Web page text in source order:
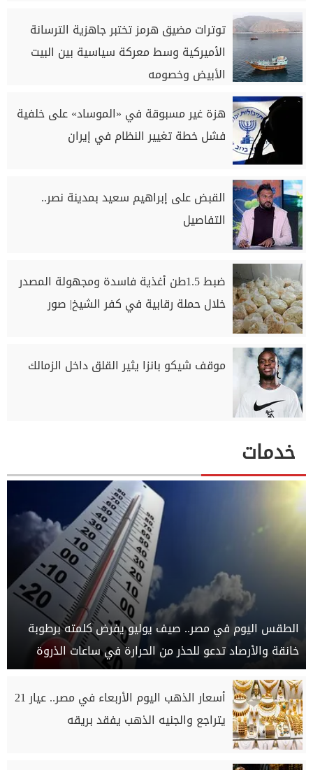
توترات مضيق هرمز تختبر جاهزية الترسانة
الأميركية وسط معركة سياسية بين البيت
الأبيض وخصومه
هزة غير مسبوقة في «الموساد» على خلفية
فشل خطة تغيير النظام في إيران
القبض على إبراهيم سعيد بمدينة نصر..
التفاصيل
ضبط 1.5طن أغذية فاسدة ومجهولة المصدر
خلال حملة رقابية في كفر الشيخ| صور
موقف شيكو بانزا يثير القلق داخل الزمالك
خدمات
الطقس اليوم في مصر.. صيف يوليو يفرض كلمته برطوبة
خانقة والأرصاد تدعو للحذر من الحرارة في ساعات الذروة
أسعار الذهب اليوم الأربعاء في مصر.. عيار 21
يتراجع والجنيه الذهب يفقد بريقه